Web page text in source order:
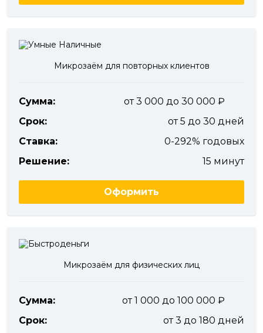
Микрозаём для повторных клиентов
Сумма:
от 3 000 до 30 000
Срок:
от 5 до 30 дней
Ставка:
0-292% годовых
Решение:
15 минут
Оформить
Микрозаём для физических лиц
Сумма:
от 1 000 до 100 000
Срок:
от 3 до 180 дней